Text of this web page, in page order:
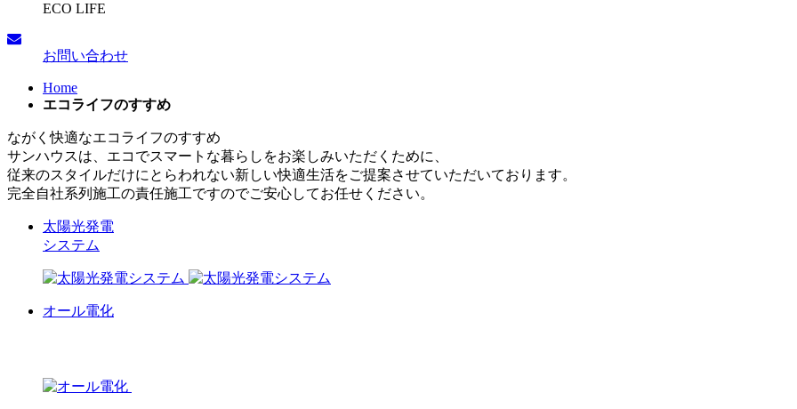
ECO LIFE
お問い合わせ
Home
エコライフのすすめ
ながく快適なエコライフのすすめ
サンハウスは、エコでスマートな暮らしをお楽しみいただくために、
従来のスタイルだけにとらわれない新しい快適生活をご提案させていただいております。
完全自社系列施工の責任施工ですのでご安心してお任せください。
太陽光発電
システム
オール電化